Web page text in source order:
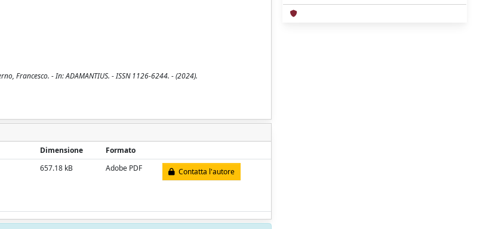
Francesco. - In: ADAMANTIUS. - ISSN 1126-6244. - (2024).
Dimensione
Formato
657.18 kB Adobe PDF Contatta l'autore